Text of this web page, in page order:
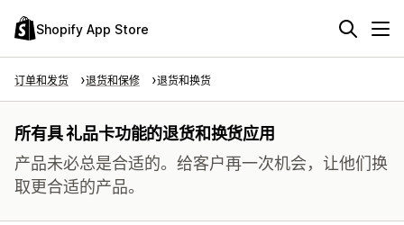
Shopify App Store
订单和发货 退货和保修 退货和换货
所有具 礼品卡功能的退货和换货应用
产品未必总是合适的。给客户再一次机会，让他们换
取更合适的产品。